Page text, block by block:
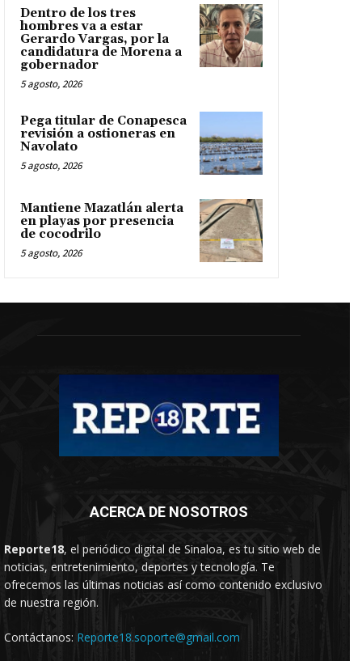
Dentro de los tres
hombres va a estar
Gerardo Vargas, por la
candidatura de Morena a
gobernador
5 agosto, 2026
Pega titular de Conapesca
revisión a ostioneras en
Navolato
5 agosto, 2026
Mantiene Mazatlán alerta
en playas por presencia
de cocodrilo
5 agosto, 2026
ACERCA DE NOSOTROS
Reporte18, el periódico digital de Sinaloa, es tu sitio web de
noticias, entretenimiento, deportes y tecnología. Te
ofrecemos las últimas noticias así como contenido exclusivo
de nuestra región.
Contáctanos: Reporte18.soporte@gmail.com